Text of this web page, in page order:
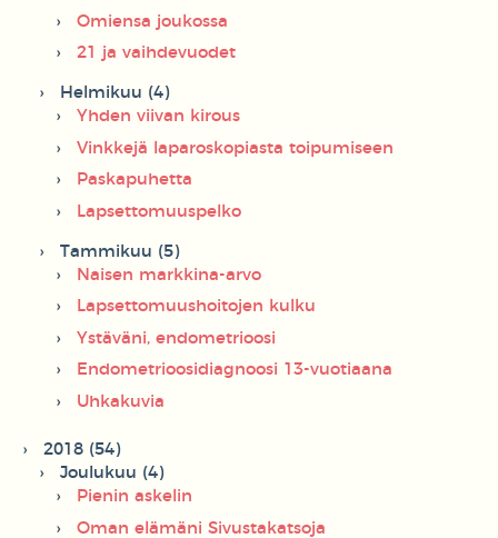
Omiensa joukossa
21 ja vaihdevuodet
Helmikuu (4)
Yhden viivan kirous
Vinkkejä laparoskopiasta toipumiseen
Paskapuhetta
Lapsettomuuspelko
Tammikuu (5)
Naisen markkina-arvo
Lapsettomuushoitojen kulku
Ystäväni, endometrioosi
Endometrioosidiagnoosi 13-vuotiaana
Uhkakuvia
2018 (54)
Joulukuu (4)
Pienin askelin
Oman elämäni Sivustakatsoja